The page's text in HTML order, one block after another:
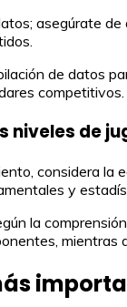
asegúrate
de datos
competitivos.
niveles de
considera
y
la